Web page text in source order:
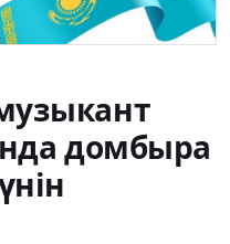
домбыра